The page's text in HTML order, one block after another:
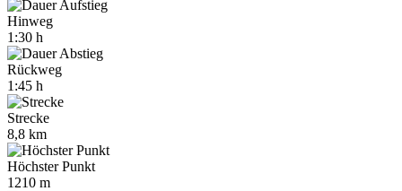
Hinweg
1:30 h
Rückweg
1:45 h
Strecke
8,8 km
Höchster Punkt
1210 m